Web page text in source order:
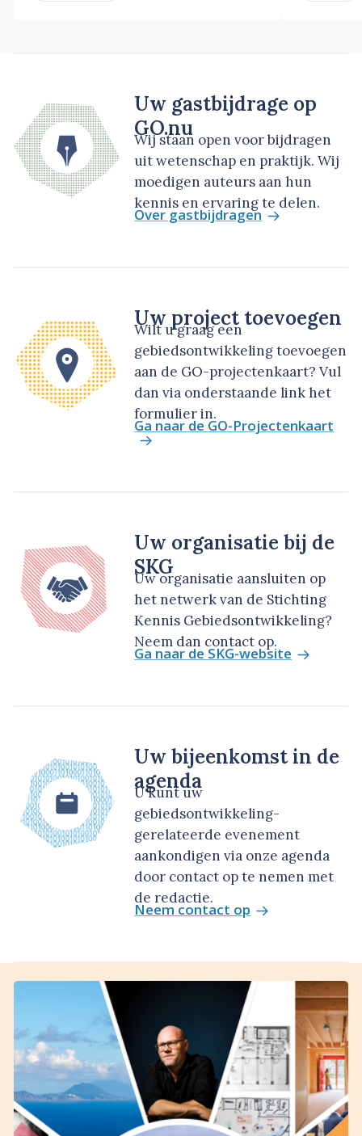
Uw gastbijdrage op
GO.nu
Wij staan open voor bijdragen
uit wetenschap en praktijk. Wij
moedigen auteurs aan hun
kennis en ervaring te delen.
Over gastbijdragen
Uw project toevoegen
Wilt u graag een
gebiedsontwikkeling toevoegen
aan de GO-projectenkaart? Vul
dan via onderstaande link het
formulier in.
Ga naar de GO-Projectenkaart
Uw organisatie bij de
SKG
Uw organisatie aansluiten op
het netwerk van de Stichting
Kennis Gebiedsontwikkeling?
Neem dan contact op.
Ga naar de SKG-website
Uw bijeenkomst in de
agenda
U kunt uw
gebiedsontwikkeling-
gerelateerde evenement
aankondigen via onze agenda
door contact op te nemen met
de redactie.
Neem contact op